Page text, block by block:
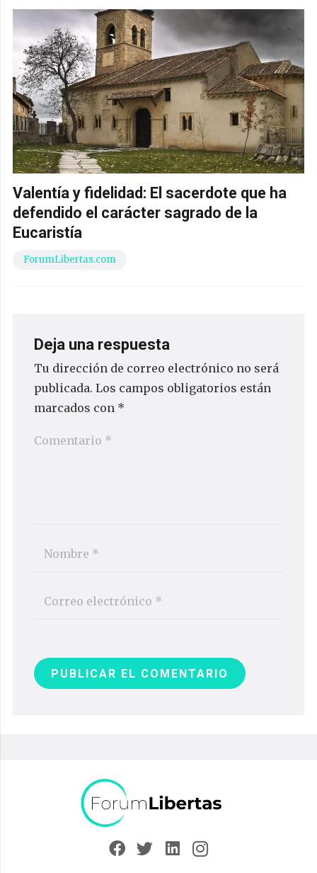
Valentía y fidelidad: El sacerdote que ha
defendido el carácter sagrado de la
Eucaristía
ForumLibertas.com
Deja una respuesta
Tu dirección de correo electrónico no será
publicada. Los campos obligatorios están
marcados con *
PUBLICAR EL COMENTARIO